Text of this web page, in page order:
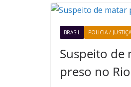
BRASIL POLICIA / JUSTIÇA
Suspeito de
preso no